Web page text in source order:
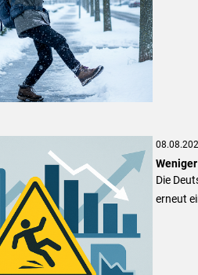
Die
erneut